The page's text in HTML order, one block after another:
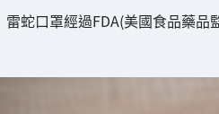
雷蛇口罩經過FDA(美國食品藥品